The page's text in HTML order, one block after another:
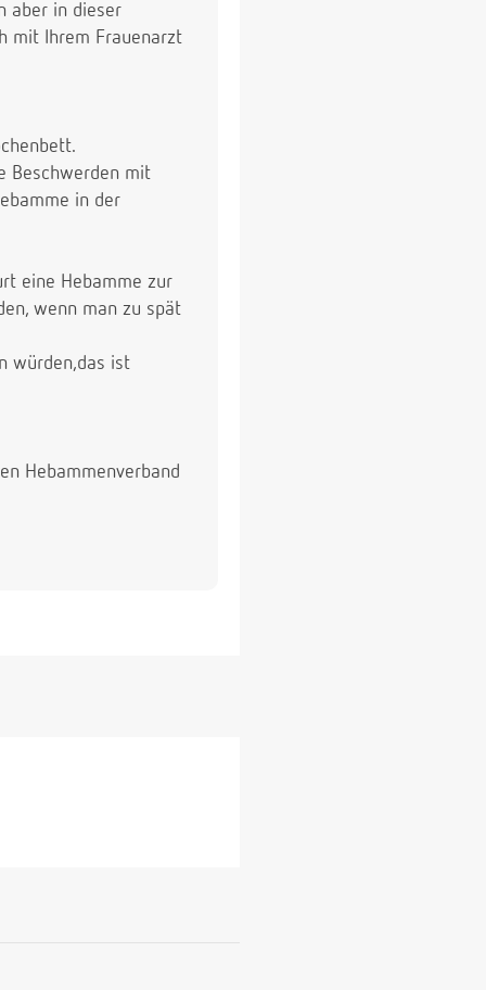
aber in dieser
mit Ihrem Frauenarzt
Beschwerden mit
in der
eine Hebamme zur
wenn man zu spät
würden,das ist
Hebammenverband